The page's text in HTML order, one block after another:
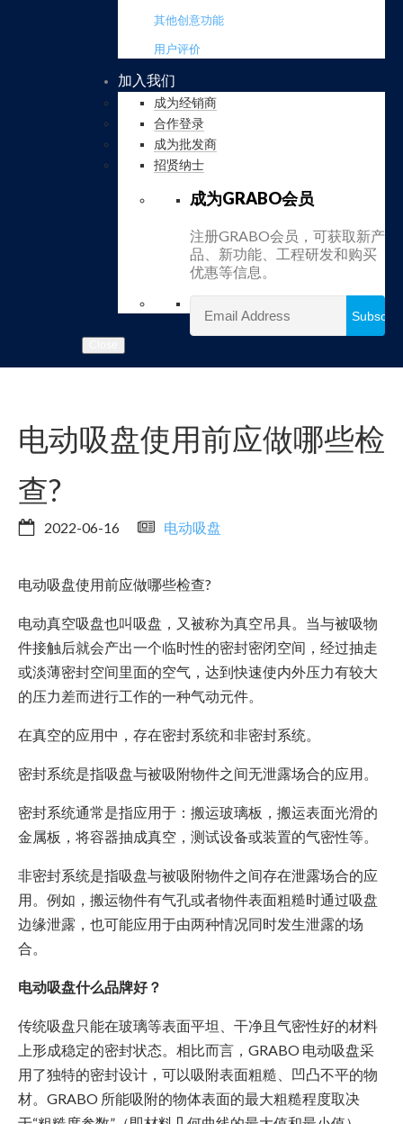
其他创意功能
用户评价
加入我们
成为经销商
合作登录
成为批发商
招贤纳士
成为GRABO会员
注册GRABO会员，可获取新产
品、新功能、工程研发和购买
优惠等信息。
电动吸盘使用前应做哪些检
查?
2022-06-16 电动吸盘
电动吸盘使用前应做哪些检查?
电动真空吸盘也叫吸盘，又被称为真空吊具。当与被吸物
件接触后就会产出一个临时性的密封密闭空间，经过抽走
或淡薄密封空间里面的空气，达到快速使内外压力有较大
的压力差而进行工作的一种气动元件。
在真空的应用中，存在密封系统和非密封系统。
密封系统是指吸盘与被吸附物件之间无泄露场合的应用。
密封系统通常是指应用于：搬运玻璃板，搬运表面光滑的
金属板，将容器抽成真空，测试设备或装置的气密性等。
非密封系统是指吸盘与被吸附物件之间存在泄露场合的应
用。例如，搬运物件有气孔或者物件表面粗糙时通过吸盘
边缘泄露，也可能应用于由两种情况同时发生泄露的场
合。
电动吸盘什么品牌好？
传统吸盘只能在玻璃等表面平坦、干净且气密性好的材料
上形成稳定的密封状态。相比而言，GRABO 电动吸盘采
用了独特的密封设计，可以吸附表面粗糙、凹凸不平的物
材。GRABO 所能吸附的物体表面的最大粗糙程度取决